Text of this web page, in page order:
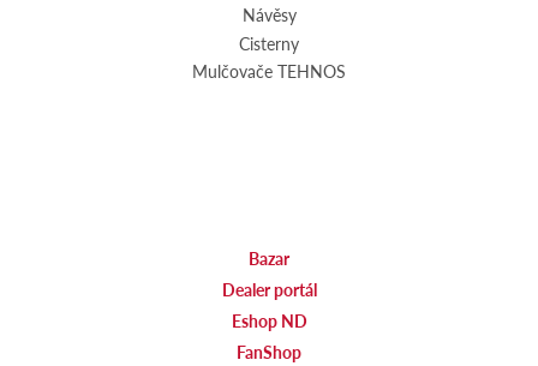
Návěsy
Cisterny
Mulčovače TEHNOS
Bazar
Dealer portál
Eshop ND
FanShop